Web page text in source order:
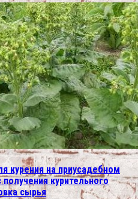
курения на приусадебном
курительного
сырья